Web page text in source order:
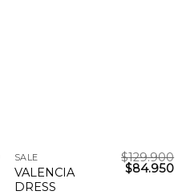
SALE
VALENCIA
DRESS
$129.900
$84.950